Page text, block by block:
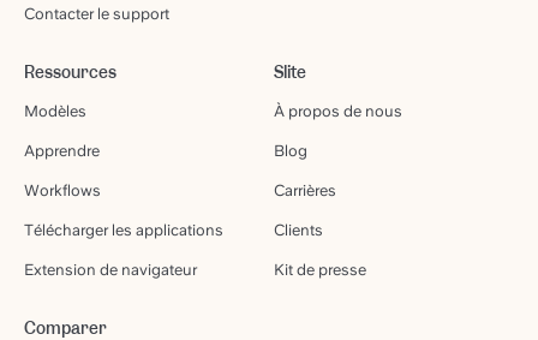
Contacter le support
Ressources
Modèles
Apprendre
Workflows
Télécharger les applications
Extension de navigateur
Slite
À propos de nous
Blog
Carrières
Clients
Kit de presse
Comparer